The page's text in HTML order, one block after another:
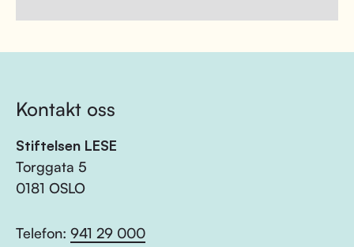
Kontakt oss
Stiftelsen LESE
Torggata 5
0181 OSLO
Telefon: 941 29 000